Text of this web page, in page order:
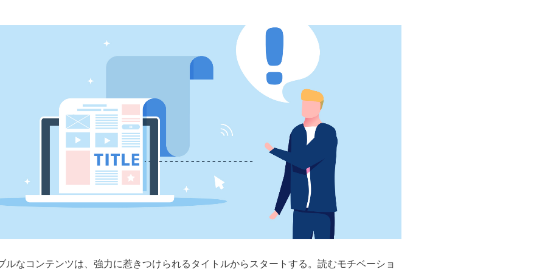
ルなコンテンツは、強力に惹きつけられるタイトルからスタートする。読むモチベーショ